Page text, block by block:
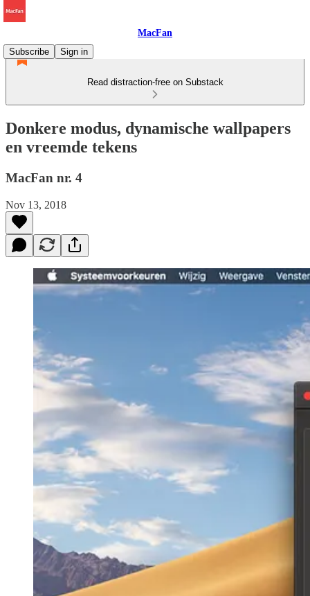
MacFan
Subscribe
Sign in
Read distraction-free on Substack
Donkere modus, dynamische wallpapers
en vreemde tekens
MacFan nr. 4
Nov 13, 2018